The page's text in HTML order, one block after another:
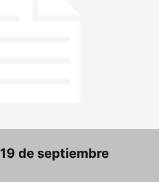
de septiembre